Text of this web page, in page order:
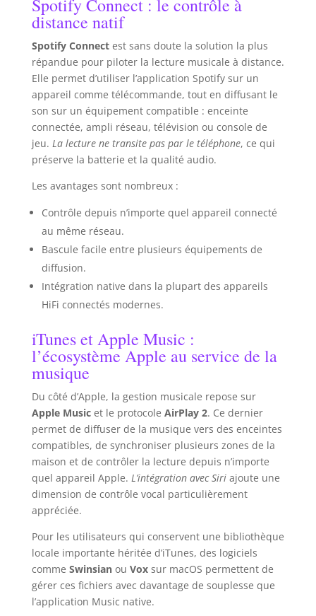
Spotify Connect : le contrôle à
distance natif
Spotify Connectest sans doute la solution la plus
répandue pour piloter la lecture musicale à distance.
Elle permet d’utiliser l’application Spotify sur un
appareil comme télécommande, tout en diffusant le
son sur un équipement compatible : enceinte
connectée, ampli réseau, télévision ou console de
jeu. La lecture ne transite pas par le téléphone, ce qui
préserve la batterie et la qualité audio.
Les avantages sont nombreux :
Contrôle depuis n’importe quel appareil connecté
au même réseau.
Bascule facile entre plusieurs équipements de
diffusion.
Intégration native dans la plupart des appareils
HiFi connectés modernes.
iTunes et Apple Music :
l’écosystème Apple au service de la
musique
Du côté d’Apple, la gestion musicale repose sur
Apple Musicet le protocole AirPlay 2. Ce dernier
permet de diffuser de la musique vers des enceintes
compatibles, de synchroniser plusieurs zones de la
maison et de contrôler la lecture depuis n’importe
quel appareil Apple. L’intégration avec Siriajoute une
dimension de contrôle vocal particulièrement
appréciée.
Pour les utilisateurs qui conservent une bibliothèque
locale importante héritée d’iTunes, des logiciels
comme Swinsianou Voxsur macOS permettent de
gérer ces fichiers avec davantage de souplesse que
l’application Music native.